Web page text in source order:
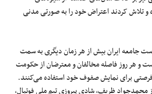
تلاش کردند اعتراض خود را به صورتی مدنی
جامعه‌ ایران بیش از هر زمان دیگری به سمت
هر روز فاصله‌ مخالفان و معترضان از حکومت
فرصتی برای نمایش صفوف خود استفاده می‌کنند.
محمدجواد ظریف، شادی پیروزی تیم ملی فوتبال،